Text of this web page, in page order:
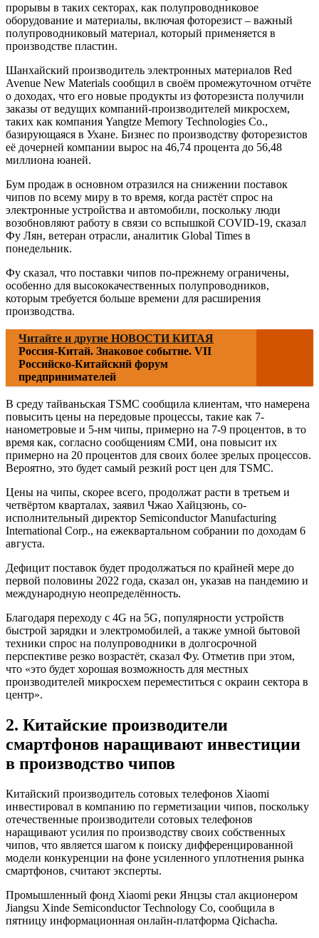
прорывы в таких секторах, как полупроводниковое
оборудование и материалы, включая фоторезист – важный
полупроводниковый материал, который применяется в
производстве пластин.
Шанхайский производитель электронных материалов Red
Avenue New Materials сообщил в своём промежуточном отчёте
о доходах, что его новые продукты из фоторезиста получили
заказы от ведущих компаний-производителей микросхем,
таких как компания Yangtze Memory Technologies Co.,
базирующаяся в Ухане. Бизнес по производству фоторезистов
её дочерней компании вырос на 46,74 процента до 56,48
миллиона юаней.
Бум продаж в основном отразился на снижении поставок
чипов по всему миру в то время, когда растёт спрос на
электронные устройства и автомобили, поскольку люди
возобновляют работу в связи со вспышкой COVID-19, сказал
Фу Лян, ветеран отрасли, аналитик Global Times в
понедельник.
Фу сказал, что поставки чипов по-прежнему ограничены,
особенно для высококачественных полупроводников,
которым требуется больше времени для расширения
производства.
Читайте и другие НОВОСТИ КИТАЯ
Россия-Китай. Знаковое событие. VII
Российско-Китайский форум
предпринимателей
В среду тайваньская TSMC сообщила клиентам, что намерена
повысить цены на передовые процессы, такие как 7-
нанометровые и 5-нм чипы, примерно на 7-9 процентов, в то
время как, согласно сообщениям СМИ, она повысит их
примерно на 20 процентов для своих более зрелых процессов.
Вероятно, это будет самый резкий рост цен для TSMC.
Цены на чипы, скорее всего, продолжат расти в третьем и
четвёртом кварталах, заявил Чжао Хайцзюнь, со-
исполнительный директор Semiconductor Manufacturing
International Corp., на ежеквартальном собрании по доходам 6
августа.
Дефицит поставок будет продолжаться по крайней мере до
первой половины 2022 года, сказал он, указав на пандемию и
международную неопределённость.
Благодаря переходу с 4G на 5G, популярности устройств
быстрой зарядки и электромобилей, а также умной бытовой
техники спрос на полупроводники в долгосрочной
перспективе резко возрастёт, сказал Фу. Отметив при этом,
что «это будет хорошая возможность для местных
производителей микросхем переместиться с окраин сектора в
центр».
2. Китайские производители
смартфонов наращивают инвестиции
в производство чипов
Китайский производитель сотовых телефонов Xiaomi
инвестировал в компанию по герметизации чипов, поскольку
отечественные производители сотовых телефонов
наращивают усилия по производству своих собственных
чипов, что является шагом к поиску дифференцированной
модели конкуренции на фоне усиленного уплотнения рынка
смартфонов, считают эксперты.
Промышленный фонд Xiaomi реки Янцзы стал акционером
Jiangsu Xinde Semiconductor Technology Co, сообщила в
пятницу информационная онлайн-платформа Qichacha.